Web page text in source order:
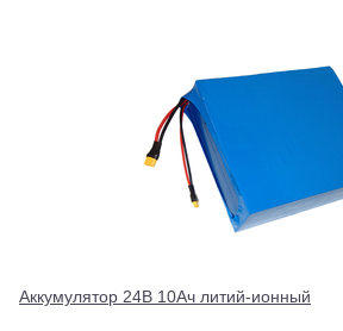
Аккумулятор 24В 10Ач литий-ионный